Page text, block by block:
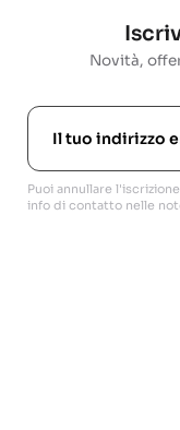
Novità,
Puoi annullare
info di contatto nelle